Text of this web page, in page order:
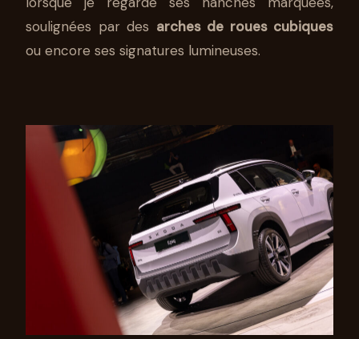
soulignées par des arches de roues cubiques
ou encore ses signatures lumineuses.